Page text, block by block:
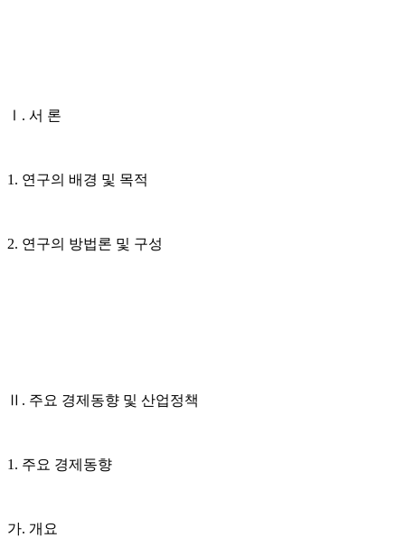
Ⅰ. 서 론
1. 연구의 배경 및 목적
2. 연구의 방법론 및 구성
Ⅱ. 주요 경제동향 및 산업정책
1. 주요 경제동향
가. 개요